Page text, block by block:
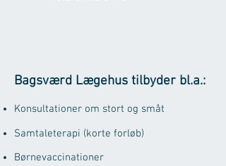
Bagsværd Lægehus tilbyder bl.a.:
Konsultationer om stort og småt
Samtaleterapi (korte forløb)
Børnevaccinationer